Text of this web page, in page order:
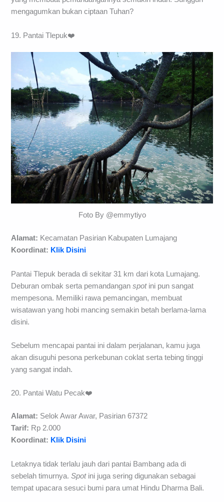
mengagumkan bukan ciptaan Tuhan?
19. Pantai Tlepuk❤️
Foto By @emmytiyo
Alamat: Kecamatan Pasirian Kabupaten Lumajang
Koordinat: Klik Disini
Pantai Tlepuk berada di sekitar 31 km dari kota Lumajang.
Deburan ombak serta pemandanganspotini pun sangat
mempesona. Memiliki rawa pemancingan, membuat
wisatawan yang hobi mancing semakin betah berlama-lama
disini.
Sebelum mencapai pantai ini dalam perjalanan, kamu juga
akan disuguhi pesona perkebunan coklat serta tebing tinggi
yang sangat indah.
20. Pantai Watu Pecak❤️
Alamat: Selok Awar Awar, Pasirian 67372
Tarif: Rp 2.000
Koordinat: Klik Disini
Letaknya tidak terlalu jauh dari pantai Bambang ada di
sebelah timurnya.Spotini juga sering digunakan sebagai
tempat upacara sesuci bumi para umat Hindu Dharma Bali.